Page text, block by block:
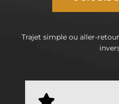
Trajet simple ou aller-